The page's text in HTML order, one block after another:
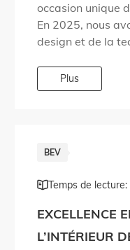
occasion unique
En 2025, nous
design et de la
questions […]
Plus
BEV
Temps de
EXCELLENCE
L’INTÉRIEUR